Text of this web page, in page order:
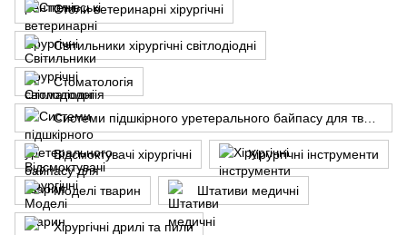
Столи ветеринарні хірургічні
Світильники хірургічні світлодіодні
Стоматологія
Відсмоктувачі хірургічні Хірургічні інструменти
Моделі тварин Штативи медичні
Хірургічні дрилі та пили